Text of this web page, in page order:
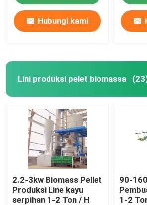
Hubungi kami
Lini produksi pelet biomassa
2.2-3kw Biomass Pellet
Produksi Line kayu
serpihan 1-2 Ton / H
90-
1-2